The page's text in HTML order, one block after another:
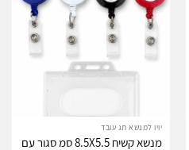
יויו למנשא תג עובד
מנשא קשיח 8.5X5.5 סמ סגור עם